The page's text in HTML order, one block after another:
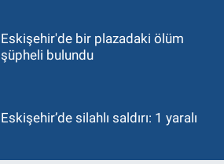
Eskişehir'de bir plazadaki ölüm
şüpheli bulundu
Eskişehir’de silahlı saldırı: 1 yaralı